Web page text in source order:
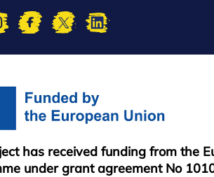
has received funding from the
under grant agreement No